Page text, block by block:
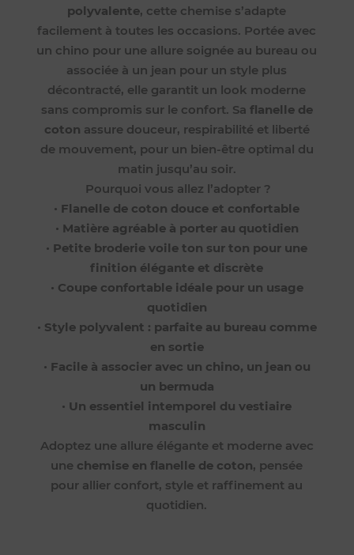
polyvalente, cette chemise s’adapte
facilement à toutes les occasions. Portée avec
un chino pour une allure soignée au bureau ou
associée à un jean pour un style plus
décontracté, elle garantit un look moderne
sans compromis sur le confort. Sa flanelle de
coton assure douceur, respirabilité et liberté
de mouvement, pour un bien-être optimal du
matin jusqu’au soir.
Pourquoi vous allez l’adopter ?
• Flanelle de coton douce et confortable
• Matière agréable à porter au quotidien
• Petite broderie voile ton sur ton pour une
finition élégante et discrète
• Coupe confortable idéale pour un usage
quotidien
• Style polyvalent : parfaite au bureau comme
en sortie
• Facile à associer avec un chino, un jean ou
un bermuda
• Un essentiel intemporel du vestiaire
masculin
Adoptez une allure élégante et moderne avec
une chemise en flanelle de coton, pensée
pour allier confort, style et raffinement au
quotidien.